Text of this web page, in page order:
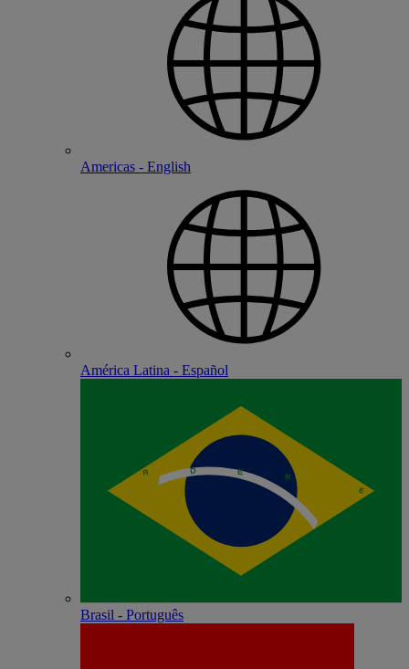
Americas - English
América Latina - Español
Brasil - Português